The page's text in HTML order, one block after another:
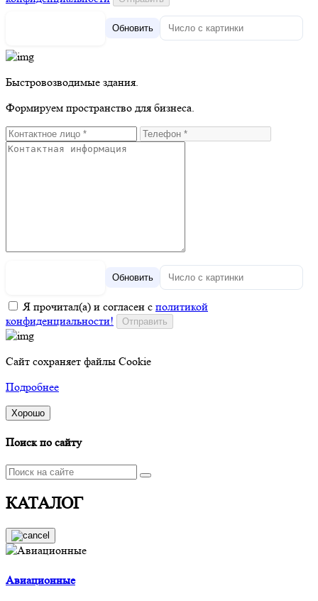
Обновить
Быстровозводимые здания.
Формируем пространство для бизнеса.
Обновить
Я прочитал(а) и согласен с политикой
конфиденциальности!
Сайт сохраняет файлы Cookie
Подробнее
Хорошо
Поиск по сайту
КАТАЛОГ
Авиационные